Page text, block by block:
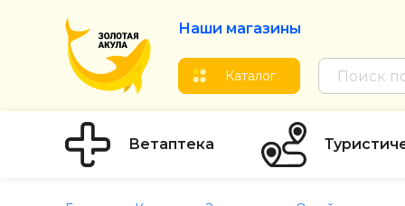
Наши магазины
Каталог
Ветаптека